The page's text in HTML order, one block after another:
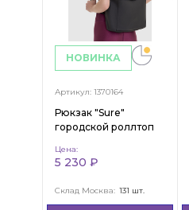
НОВИНКА
Артикул: 1370164
Рюкзак "Sure"
городской роллтоп
Цена:
5 230 ₽
Склад Москва: 131 шт.